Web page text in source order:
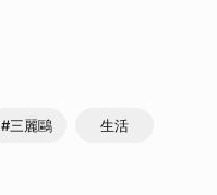
#三麗鷗 生活